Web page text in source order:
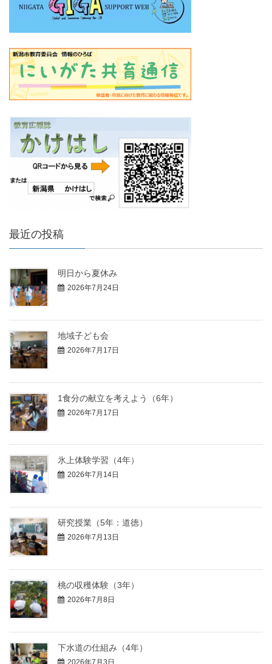
最近の投稿
明日から夏休み
2026年7月24日
地域子ども会
2026年7月17日
1食分の献立を考えよう（6年）
2026年7月17日
氷上体験学習（4年）
2026年7月14日
研究授業（5年：道徳）
2026年7月13日
桃の収穫体験（3年）
2026年7月8日
下水道の仕組み（4年）
2026年7月3日